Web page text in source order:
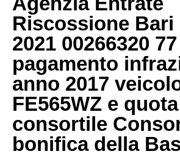
Riscossione Bari
2021 00266320
pagamento
anno 2017
FE565WZ e quota
consortile
bonifica della